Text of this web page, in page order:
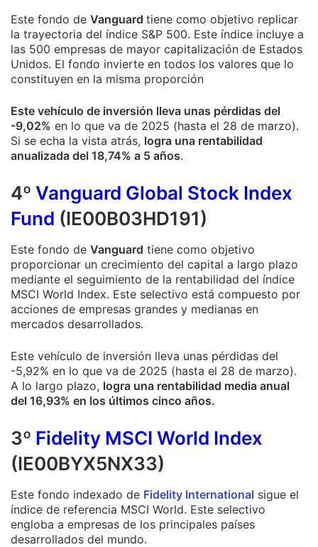
Este fondo de Vanguard tiene como objetivo replicar
la trayectoria del índice S&P 500. Este índice incluye a
las 500 empresas de mayor capitalización de Estados
Unidos. El fondo invierte en todos los valores que lo
constituyen en la misma proporción
Este vehículo de inversión lleva unas pérdidas del
-9,02% en lo que va de 2025 (hasta el 28 de marzo).
Si se echa la vista atrás, logra una rentabilidad
anualizada del 18,74% a 5 años.
4º Vanguard Global Stock Index
Fund (IE00B03HD191)
Este fondo de Vanguard tiene como objetivo
proporcionar un crecimiento del capital a largo plazo
mediante el seguimiento de la rentabilidad del índice
MSCI World Index. Este selectivo está compuesto por
acciones de empresas grandes y medianas en
mercados desarrollados.
Este vehículo de inversión lleva unas pérdidas del
-5,92% en lo que va de 2025 (hasta el 28 de marzo).
A lo largo plazo, logra una rentabilidad media anual
del 16,93% en los últimos cinco años.
3º Fidelity MSCI World Index
(IE00BYX5NX33)
Este fondo indexado de Fidelity International sigue el
índice de referencia MSCI World. Este selectivo
engloba a empresas de los principales países
desarrollados del mundo.